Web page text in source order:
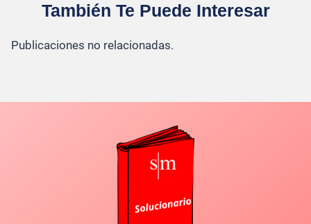
También Te Puede Interesar
Publicaciones no relacionadas.